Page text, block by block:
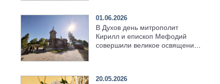
01.06.2026
В Духов день митрополит
Кирилл и епископ Мефодий
совершили великое освящение
20.05.2026